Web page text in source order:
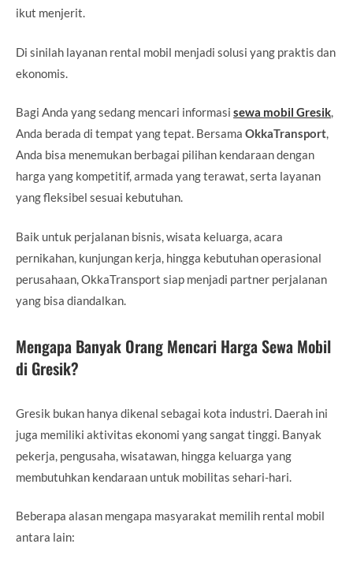
ikut menjerit.
Di sinilah layanan rental mobil menjadi solusi yang praktis dan
ekonomis.
Bagi Anda yang sedang mencari informasi sewa mobil Gresik,
Anda berada di tempat yang tepat. Bersama OkkaTransport,
Anda bisa menemukan berbagai pilihan kendaraan dengan
harga yang kompetitif, armada yang terawat, serta layanan
yang fleksibel sesuai kebutuhan.
Baik untuk perjalanan bisnis, wisata keluarga, acara
pernikahan, kunjungan kerja, hingga kebutuhan operasional
perusahaan, OkkaTransport siap menjadi partner perjalanan
yang bisa diandalkan.
Mengapa Banyak Orang Mencari Harga Sewa Mobil
di Gresik?
Gresik bukan hanya dikenal sebagai kota industri. Daerah ini
juga memiliki aktivitas ekonomi yang sangat tinggi. Banyak
pekerja, pengusaha, wisatawan, hingga keluarga yang
membutuhkan kendaraan untuk mobilitas sehari-hari.
Beberapa alasan mengapa masyarakat memilih rental mobil
antara lain: